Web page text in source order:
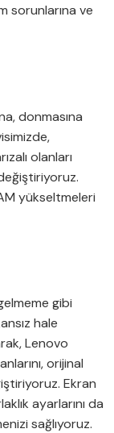
sorunlarına ve
donmasına
olanları
yükseltmeleri
gibi
hale
Lenovo
orijinal
Ekran
ayarlarını da
sağlıyoruz.